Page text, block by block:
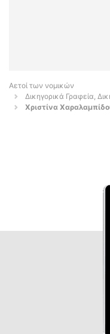
Αετοί των νομικών
Δικηγορικά Γραφεία,
Χριστίνα